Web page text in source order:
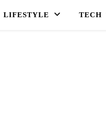
LIFESTYLE TECH